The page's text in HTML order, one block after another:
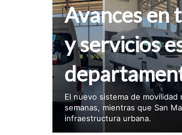
Avances
y servicios
El nuevo sistema de
semanas, mientras que San
infraestructura urbana.